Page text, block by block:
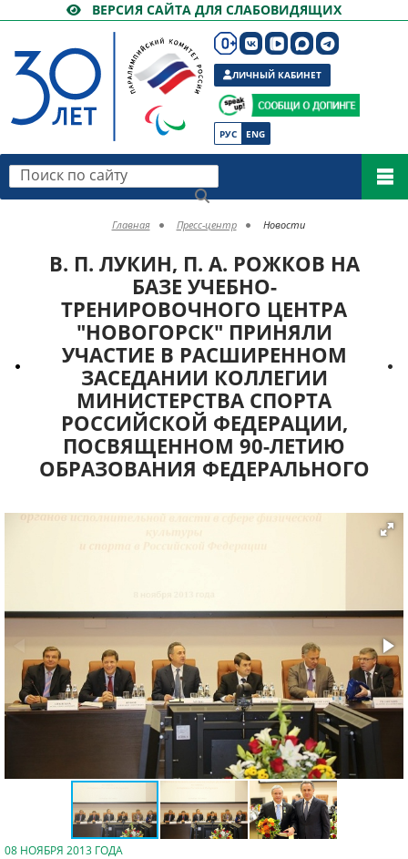
ВЕРСИЯ САЙТА ДЛЯ СЛАБОВИДЯЩИХ
РУС ENG
ЛИЧНЫЙ КАБИНЕТ
Поиск по сайту
Главная Пресс-центр Новости
В. П. ЛУКИН, П. А. РОЖКОВ НА
БАЗЕ УЧЕБНО-
ТРЕНИРОВОЧНОГО ЦЕНТРА
"НОВОГОРСК" ПРИНЯЛИ
УЧАСТИЕ В РАСШИРЕННОМ
ЗАСЕДАНИИ КОЛЛЕГИИ
МИНИСТЕРСТВА СПОРТА
РОССИЙСКОЙ ФЕДЕРАЦИИ,
ПОСВЯЩЕННОМ 90-ЛЕТИЮ
ОБРАЗОВАНИЯ ФЕДЕРАЛЬНОГО
08 НОЯБРЯ 2013 ГОДА